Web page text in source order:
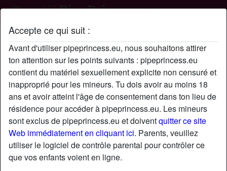
Accepte ce qui suit :
Avant d'utiliser pipeprincess.eu, nous souhaitons attirer
ton attention sur les points suivants : pipeprincess.eu
contient du matériel sexuellement explicite non censuré et
inapproprié pour les mineurs. Tu dois avoir au moins 18
ans et avoir atteint l'âge de consentement dans ton lieu de
résidence pour accéder à pipeprincess.eu. Les mineurs
sont exclus de pipeprincess.eu et doiventquitter ce site
Web immédiatement en cliquant ici. Parents, veuillez
utiliser le logiciel de contrôle parental pour contrôler ce
que vos enfants voient en ligne.
Profil de DogHuman00